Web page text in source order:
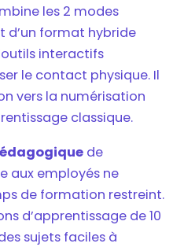
les 2 modes
d’un format hybride
interactifs
le contact physique. Il
vers la numérisation
classique.
de
aux employés ne
de formation restreint.
d’apprentissage de 10
sujets faciles à